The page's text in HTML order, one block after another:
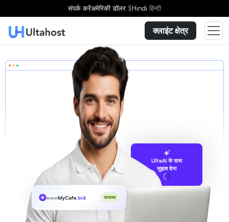
संपर्क करेंअमेरिकी डॉलर $Hindi हिन्दी
क्लाइंट क्षेत्र
UltaAI के साथ
सुझाव देना
wwwMyCafe.bid उपलब्ध!